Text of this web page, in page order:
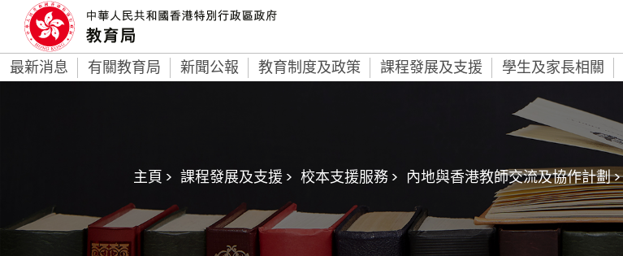
最新消息 有關教育局 新聞公報 教育制度及政策 課程發展及支援 學生及家長相關
主頁 > 課程發展及支援 > 校本支援服務 > 內地與香港教師交流及協作計劃 >